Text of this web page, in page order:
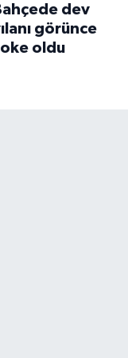
dev
görünce
oldu